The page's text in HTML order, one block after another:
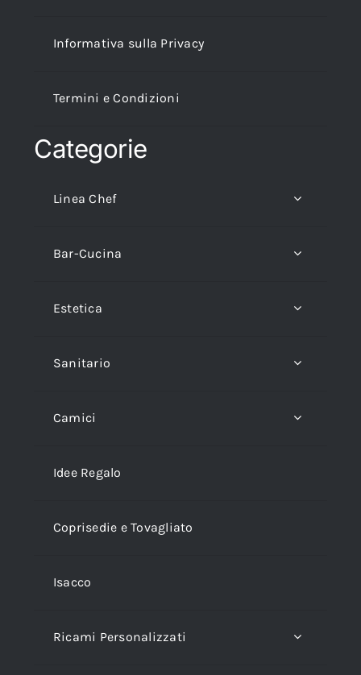
Informativa sulla Privacy
Termini e Condizioni
Categorie
Linea Chef
Bar-Cucina
Estetica
Sanitario
Camici
Idee Regalo
Coprisedie e Tovagliato
Isacco
Ricami Personalizzati